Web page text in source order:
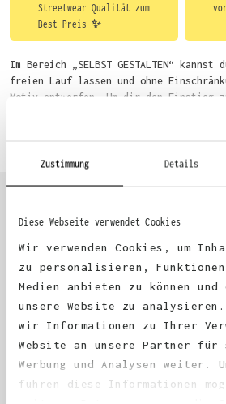
Zustimmung Details
Diese Webseite verwendet Cookies
Wir verwenden Cookies, um
zu personalisieren,
Medien anbieten zu können
unsere Website zu analysieren.
wir Informationen zu Ihrer
Website an unsere Partner für
Werbung und Analysen weiter.
führen diese Informationen
Streetwear Qualität zum
Best-Preis ✨
Im Bereich „SELBST GESTALTEN“
freien Lauf lassen und ohne
Motiv entwerfen. Um dir den
wir eine von unseren Designern
Wähle einfach deine Wunsch-Produkte
du auch bequem über das
KUNDEN
Excellent
4.68 average
1,981 reviews